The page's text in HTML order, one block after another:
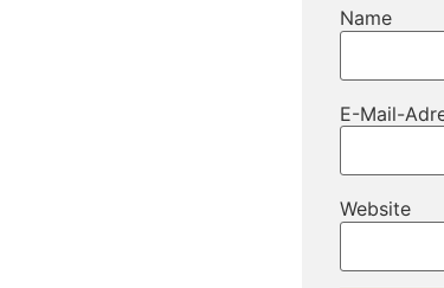
Name
E-Mail-
Website